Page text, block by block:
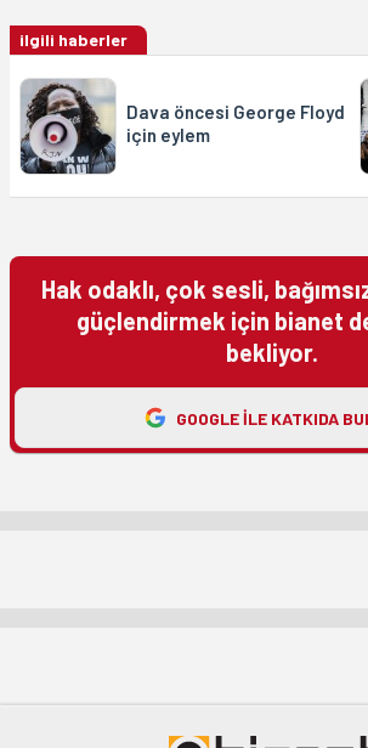
ilgili haberler
Dava öncesi George Floyd
için eylem
Hak odaklı, çok sesli,
güçlendirmek için bianet
bekliyor.
GOOGLE ILE KATKIDA